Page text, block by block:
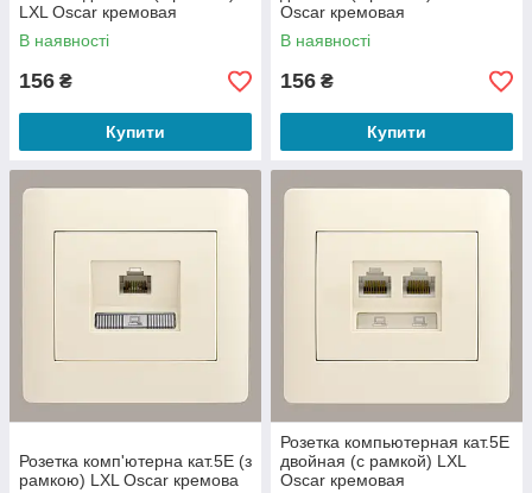
LXL Oscar кремовая
В наявності
156 ₴
Купити
Oscar кремовая
В наявності
156 ₴
Купити
Розетка комп'ютерна кат.5E (з
рамкою) LXL Oscar кремова
Розетка компьютерная кат.5E
двойная (с рамкой) LXL
Oscar кремовая